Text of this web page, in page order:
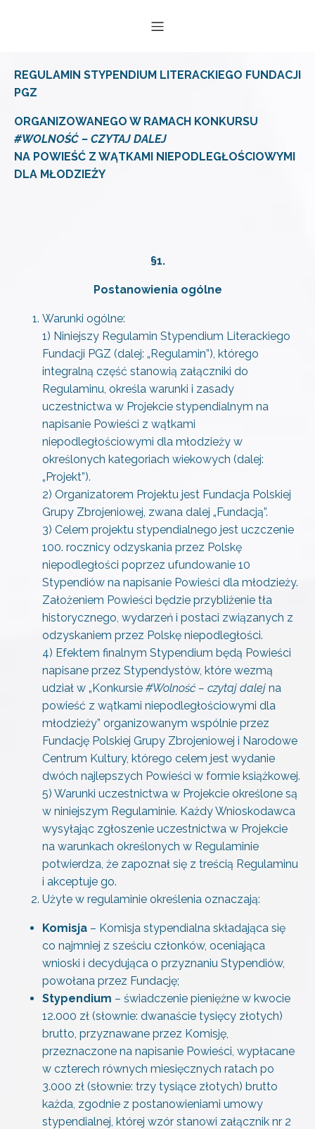
REGULAMIN STYPENDIUM LITERACKIEGO FUNDACJI
PGZ
ORGANIZOWANEGO W RAMACH KONKURSU
#WOLNOŚĆ – CZYTAJ DALEJ
NA POWIEŚĆ Z WĄTKAMI NIEPODLEGŁOŚCIOWYMI
DLA MŁODZIEŻY
§1.
Postanowienia ogólne
Warunki ogólne:
1) Niniejszy Regulamin Stypendium Literackiego
Fundacji PGZ (dalej: „Regulamin”), którego
integralną część stanowią załączniki do
Regulaminu, określa warunki i zasady
uczestnictwa w Projekcie stypendialnym na
napisanie Powieści z wątkami
niepodległościowymi dla młodzieży w
określonych kategoriach wiekowych (dalej:
„Projekt”).
2) Organizatorem Projektu jest Fundacja Polskiej
Grupy Zbrojeniowej, zwana dalej „Fundacją”.
3) Celem projektu stypendialnego jest uczczenie
100. rocznicy odzyskania przez Polskę
niepodległości poprzez ufundowanie 10
Stypendiów na napisanie Powieści dla młodzieży.
Założeniem Powieści będzie przybliżenie tła
historycznego, wydarzeń i postaci związanych z
odzyskaniem przez Polskę niepodległości.
4) Efektem finalnym Stypendium będą Powieści
napisane przez Stypendystów, które wezmą
udział w „Konkursie #Wolność – czytaj dalej na
powieść z wątkami niepodległościowymi dla
młodzieży” organizowanym wspólnie przez
Fundację Polskiej Grupy Zbrojeniowej i Narodowe
Centrum Kultury, którego celem jest wydanie
dwóch najlepszych Powieści w formie książkowej.
5) Warunki uczestnictwa w Projekcie określone są
w niniejszym Regulaminie. Każdy Wnioskodawca
wysyłając zgłoszenie uczestnictwa w Projekcie
na warunkach określonych w Regulaminie
potwierdza, że zapoznał się z treścią Regulaminu
i akceptuje go.
Użyte w regulaminie określenia oznaczają:
Komisja – Komisja stypendialna składająca się
co najmniej z sześciu członków, oceniająca
wnioski i decydująca o przyznaniu Stypendiów,
powołana przez Fundację;
Stypendium – świadczenie pieniężne w kwocie
12.000 zł (słownie: dwanaście tysięcy złotych)
brutto, przyznawane przez Komisję,
przeznaczone na napisanie Powieści, wypłacane
w czterech równych miesięcznych ratach po
3.000 zł (słownie: trzy tysiące złotych) brutto
każda, zgodnie z postanowieniami umowy
stypendialnej, której wzór stanowi załącznik nr 2